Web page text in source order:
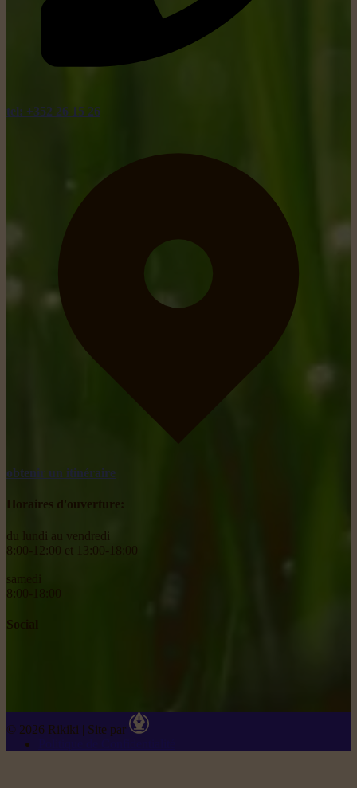
tel: +352 26 15 26
obtenir un itinéraire
Horaires d'ouverture:
du lundi au vendredi
8:00-12:00 et 13:00-18:00
samedi
8:00-18:00
Social
© 2026 Rikiki | Site par